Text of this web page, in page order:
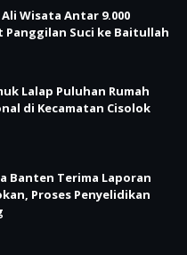
Ali Wisata Antar 9.000
Panggilan Suci ke Baitullah
Lalap Puluhan Rumah
di Kecamatan Cisolok
Banten Terima Laporan
Proses Penyelidikan